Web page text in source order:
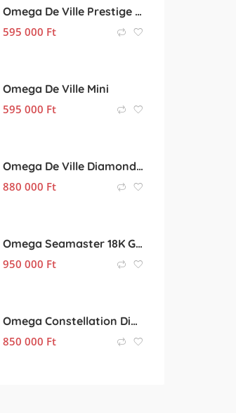
Omega De Ville Prestige Chronometer
595 000 Ft
Omega De Ville Mini
595 000 Ft
Omega De Ville Diamonds Black
880 000 Ft
Omega Seamaster 18K Gold
950 000 Ft
Omega Constellation Diamond – limited edition –
850 000 Ft